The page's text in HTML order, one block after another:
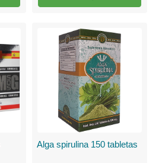
Alga spirulina 150 tabletas